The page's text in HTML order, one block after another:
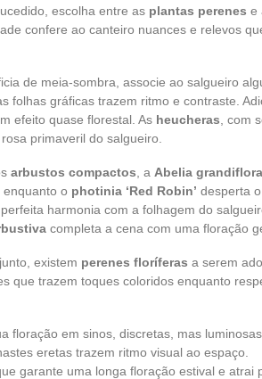
escolha entre as plantas perenes e
confere ao canteiro nuances e relevos
de meia-sombra, associe ao salgueiro
folhas gráficas trazem ritmo e contraste.
efeito quase florestal. As heucheras , com
primaveril do salgueiro.
arbustos compactos , a Abelia grandiflora
o photinia ‘Red Robin’ desperta
harmonia com a folhagem do
completa a cena com uma floração
existem perenes floríferas a serem
que trazem toques coloridos enquanto
floração em sinos, discretas, mas luminosas.
eretas trazem ritmo visual ao espaço.
garante uma longa floração estival e atrai